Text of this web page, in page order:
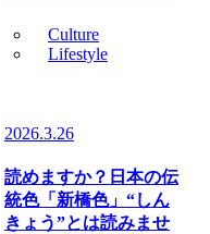
Culture
Lifestyle
2026.3.26
読めますか？日本の伝
統色「新橋色」“しん
きょう”とは読みませ